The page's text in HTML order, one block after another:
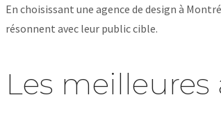
En choisissant une agence de design à
résonnent avec leur public cible.
Les